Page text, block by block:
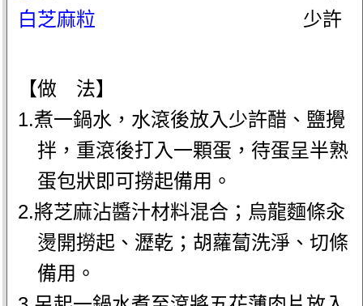
白芝麻粒
少許
【做 法】
1.煮一鍋水，水滾後放入少許醋、鹽攪
拌，重滾後打入一顆蛋，待蛋呈半熟
蛋包狀即可撈起備用。
2.將芝麻沾醬汁材料混合；烏龍麵條汆
燙開撈起、瀝乾；胡蘿蔔洗淨、切條
備用。